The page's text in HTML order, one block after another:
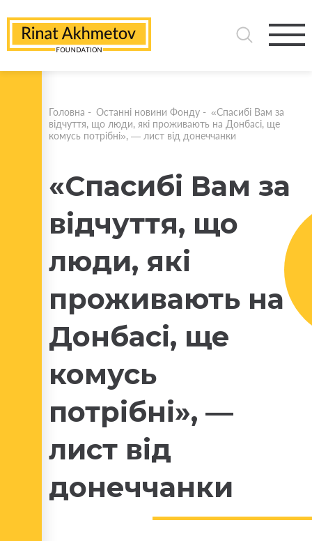
Головна - Останні новини Фонду - «Спасибі Вам за
відчуття, що люди, які проживають на Донбасі, ще
комусь потрібні», — лист від донеччанки
«Спасибі Вам за
відчуття, що
люди, які
проживають на
Донбасі, ще
комусь
потрібні», —
лист від
донеччанки